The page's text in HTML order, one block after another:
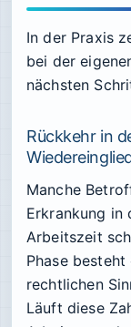
In der Praxis
bei der
nächsten
Rückkehr in
Manche
Erkrankung in
Arbeitszeit
Phase
rechtlichen
Läuft diese